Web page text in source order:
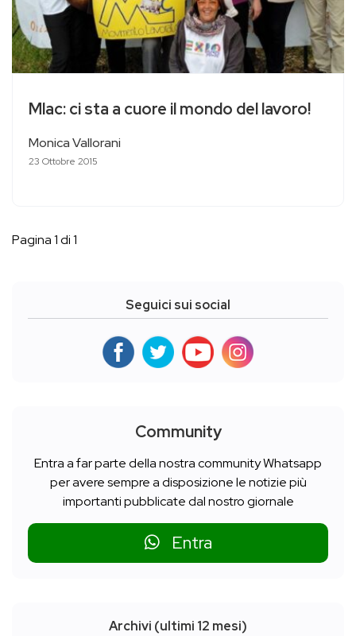
Mlac: ci sta a cuore il mondo del lavoro!
Monica Vallorani
23 Ottobre 2015
Pagina 1 di 1
Seguici sui social
Community
Entra a far parte della nostra community Whatsapp
per avere sempre a disposizione le notizie più
importanti pubblicate dal nostro giornale
Entra
Archivi (ultimi 12 mesi)